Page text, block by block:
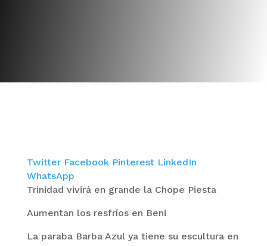
Twitter Facebook Pinterest LinkedIn
WhatsApp
Trinidad vivirá en grande la Chope Piesta
Aumentan los resfríos en Beni
La paraba Barba Azul ya tiene su escultura en